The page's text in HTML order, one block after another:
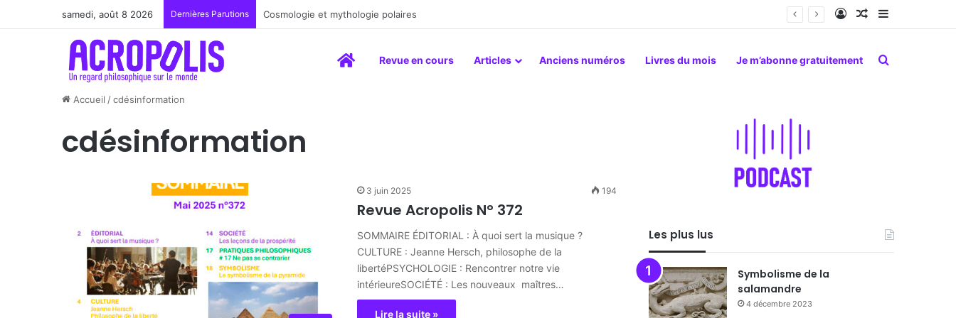
samedi, août 8 2026 Dernières Parutions Renoir : la peinture comme un art du lien Connexion
Article Aléatoire
Sidebar
AccueilRevue en cours Articles Anciens numéros Livres du mois Je m’abonne gratuitement Rechercher
Accueil /cdésinformation
cdésinformation
3 juin 2025 194
Revue Acropolis N° 372
SOMMAIRE ÉDITORIAL : À quoi sert la musique ?
CULTURE : Jeanne Hersch, philosophe de la
libertéPSYCHOLOGIE : Rencontrer notre vie
intérieureSOCIÉTÉ : Les nouveaux maîtres…
Lire la suite »
Les plus lus
Symbolisme de la
salamandre
4 décembre 2023